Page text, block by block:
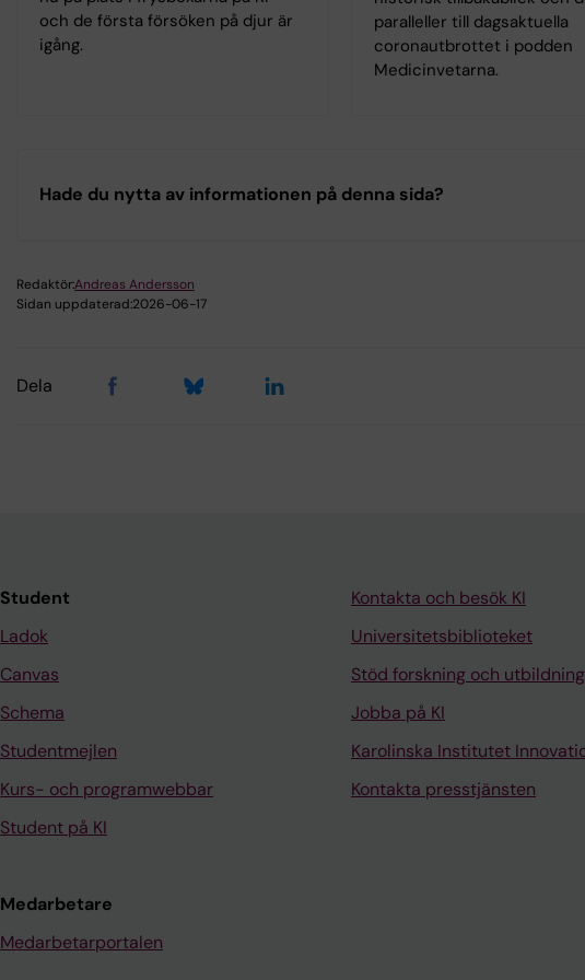
och de första försöken på djur är
igång.
paralleller till dagsaktuella
coronautbrottet i podden
Medicinvetarna.
Hade du nytta av informationen på denna sida?
Redaktör:Andreas Andersson
Sidan uppdaterad:2026-06-17
Dela
Student
Ladok
Canvas
Schema
Studentmejlen
Kurs- och programwebbar
Student på KI
Medarbetare
Medarbetarportalen
Kontakta och besök KI
Universitetsbiblioteket
Stöd forskning och utbildning
Jobba på KI
Karolinska Institutet
Kontakta presstjänsten